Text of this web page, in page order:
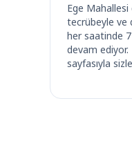
Ege Mahallesi
tecrübeyle ve
her saatinde
devam
sayfasıyla